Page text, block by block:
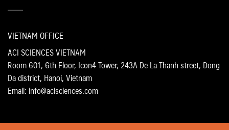
VIETNAM OFFICE
ACI SCIENCES VIETNAM
Room 601, 6th Floor, Icon4 Tower, 243A De La Thanh street, Dong
Da district, Hanoi, Vietnam
Email: info@acisciences.com